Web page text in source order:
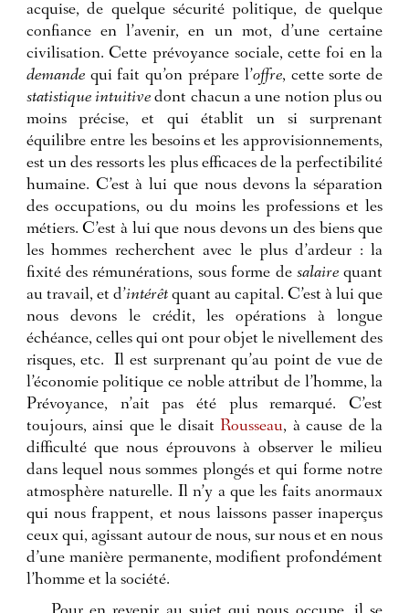
acquise, de quelque sécurité politique, de quelque
confiance en l’avenir, en un mot, d’une certaine
civilisation. Cette prévoyance sociale, cette foi en la
demandequi fait qu’on prépare l’offre, cette sorte de
statistique intuitive dont chacun a une notion plus ou
moins précise, et qui établit un si surprenant
équilibre entre les besoins et les approvisionnements,
est un des ressorts les plus efficaces de la perfectibilité
humaine. C’est à lui que nous devons la séparation
des occupations, ou du moins les professions et les
métiers. C’est à lui que nous devons un des biens que
les hommes recherchent avec le plus d’ardeur : la
fixité des rémunérations, sous forme de salairequant
au travail, et d’intérêtquant au capital. C’est à lui que
nous devons le crédit, les opérations à longue
échéance, celles qui ont pour objet le nivellement des
risques, etc.
Il est surprenant qu’au point de vue de
l’économie politique ce noble attribut de l’homme, la
Prévoyance, n’ait pas été plus remarqué. C’est
toujours, ainsi que le disait Rousseau, à cause de la
difficulté que nous éprouvons à observer le milieu
dans lequel nous sommes plongés et qui forme notre
atmosphère naturelle. Il n’y a que les faits anormaux
qui nous frappent, et nous laissons passer inaperçus
ceux qui, agissant autour de nous, sur nous et en nous
d’une manière permanente, modifient profondément
l’homme et la société.